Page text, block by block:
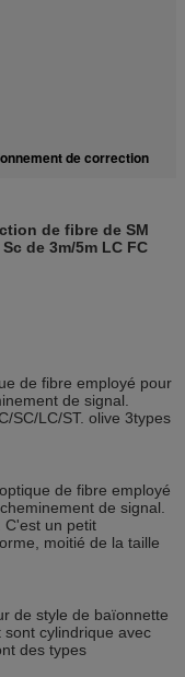
de correction
de fibre de SM
de 3m/5m LC FC
de fibre employé pour
de signal.
SC/LC/ST. olive 3types
de fibre employé
de signal.
C'est un petit
moitié de la taille
de style de baïonnette
cylindrique avec
des types